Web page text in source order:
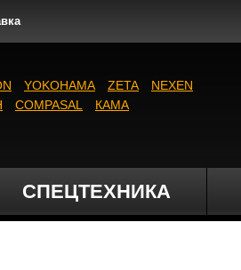
СПЕЦТЕХНИКА
YOKOHAMA ZETA
NEXEN
COMPASAL КАМА